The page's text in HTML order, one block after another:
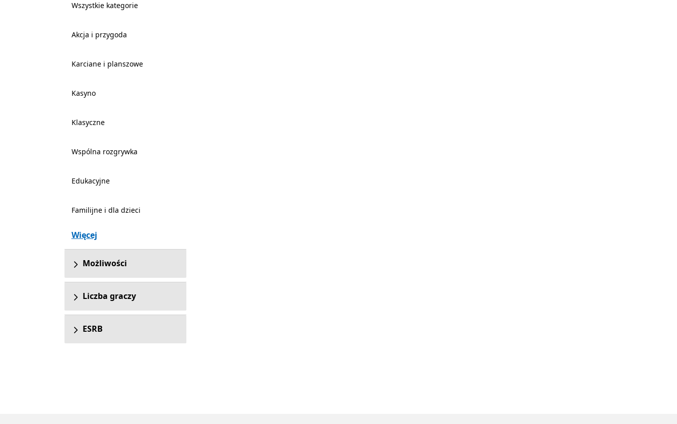
Wszystkie kategorie
Akcja i przygoda
Karciane i planszowe
Kasyno
Klasyczne
Wspólna rozgrywka
Edukacyjne
Familijne i dla dzieci
Więcej
Możliwości
Liczba graczy
ESRB